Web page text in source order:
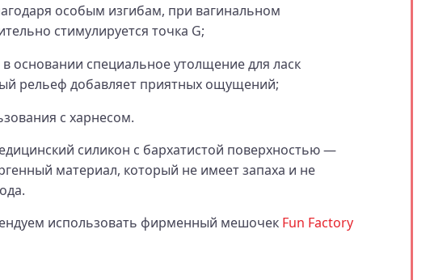
особым изгибам, при вагинальном
стимулируется точка G;
основании специальное утолщение для ласк
рельеф добавляет приятных ощущений;
с харнесом.
силикон с бархатистой поверхностью —
материал, который не имеет запаха и не
использовать фирменный мешочек Fun Factory